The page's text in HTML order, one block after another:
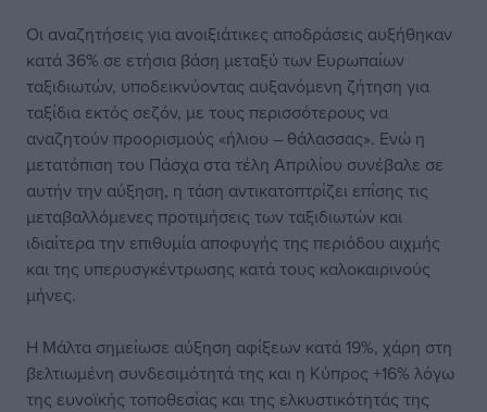
Οι αναζητήσεις για ανοιξιάτικες αποδράσεις αυξήθηκαν
κατά 36% σε ετήσια βάση μεταξύ των Ευρωπαίων
ταξιδιωτών, υποδεικνύοντας αυξανόμενη ζήτηση για
ταξίδια εκτός σεζόν, με τους περισσότερους να
αναζητούν προορισμούς «ήλιου – θάλασσας». Ενώ η
μετατόπιση του Πάσχα στα τέλη Απριλίου συνέβαλε σε
αυτήν την αύξηση, η τάση αντικατοπτρίζει επίσης τις
μεταβαλλόμενες προτιμήσεις των ταξιδιωτών και
ιδιαίτερα την επιθυμία αποφυγής της περιόδου αιχμής
και της υπερυσγκέντρωσης κατά τους καλοκαιρινούς
μήνες.
Η Μάλτα σημείωσε αύξηση αφίξεων κατά 19%, χάρη στη
βελτιωμένη συνδεσιμότητά της και η Κύπρος +16% λόγω
της ευνοϊκής τοποθεσίας και της ελκυστικότητάς της